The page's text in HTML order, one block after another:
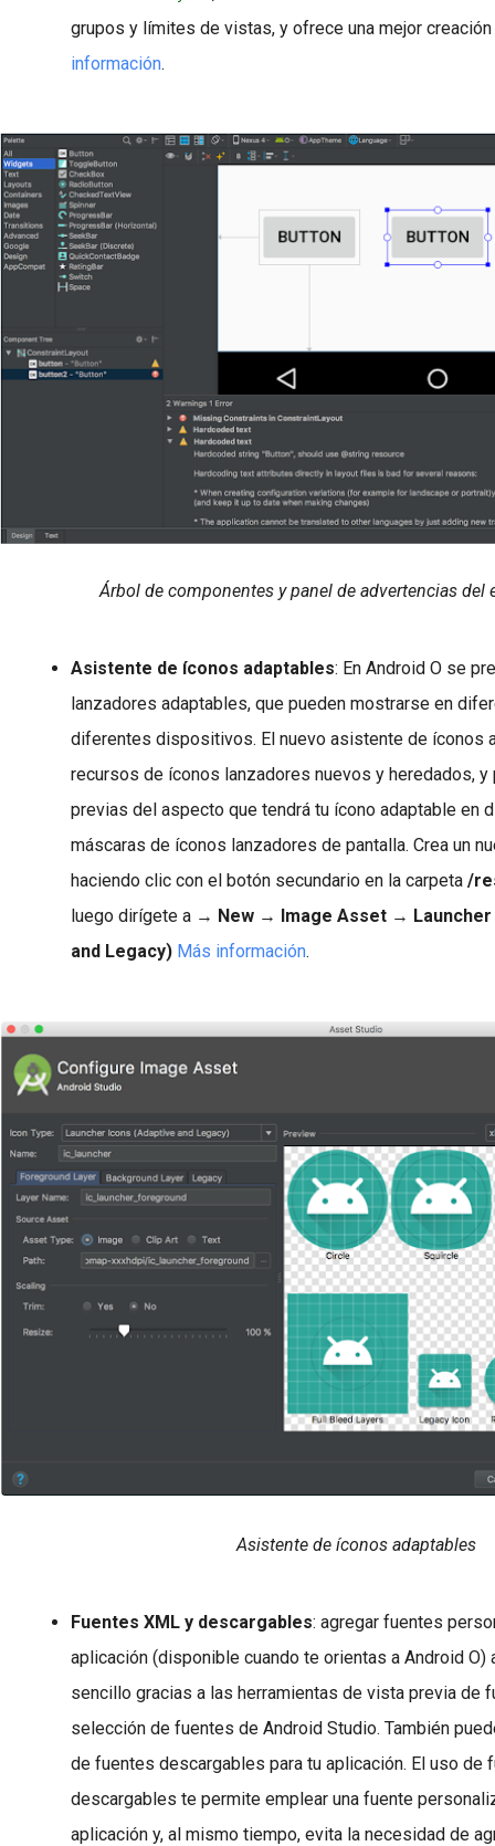
grupos y límites de vistas, y ofrece una mejor
información.
Árbol de componentes y panel de advertencias del
Asistente de íconos adaptables: En Android O se
lanzadores adaptables, que pueden mostrarse en
diferentes dispositivos. El nuevo asistente de íconos
recursos de íconos lanzadores nuevos y heredados,
previas del aspecto que tendrá tu ícono adaptable en
máscaras de íconos lanzadores de pantalla. Crea un
haciendo clic con el botón secundario en la carpeta /
luego dirígete a → New → Image Asset →
and Legacy) Más información.
Asistente de íconos adaptables
Fuentes XML y descargables: agregar fuentes
aplicación (disponible cuando te orientas a Android O)
sencillo gracias a las herramientas de vista previa de
selección de fuentes de Android Studio. También
de fuentes descargables para tu aplicación. El uso de
descargables te permite emplear una fuente
aplicación y, al mismo tiempo, evita la necesidad de